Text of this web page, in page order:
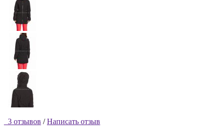
3 отзывов / Написать отзыв